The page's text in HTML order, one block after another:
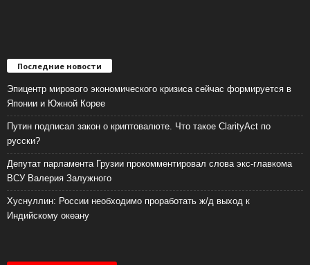
Последние новости
Эпицентр мирового экономического кризиса сейчас формируется в
Японии и Южной Корее
Путин подписал закон о криптовалюте. Что такое ClarityAct по
русски?
Депутат парламента Грузии прокомментировал слова экс-главкома
ВСУ Валерия Залужного
Хуснуллин: России необходимо проработать ж/д выход к
Индийскому океану